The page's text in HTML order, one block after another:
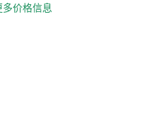
多价格信息